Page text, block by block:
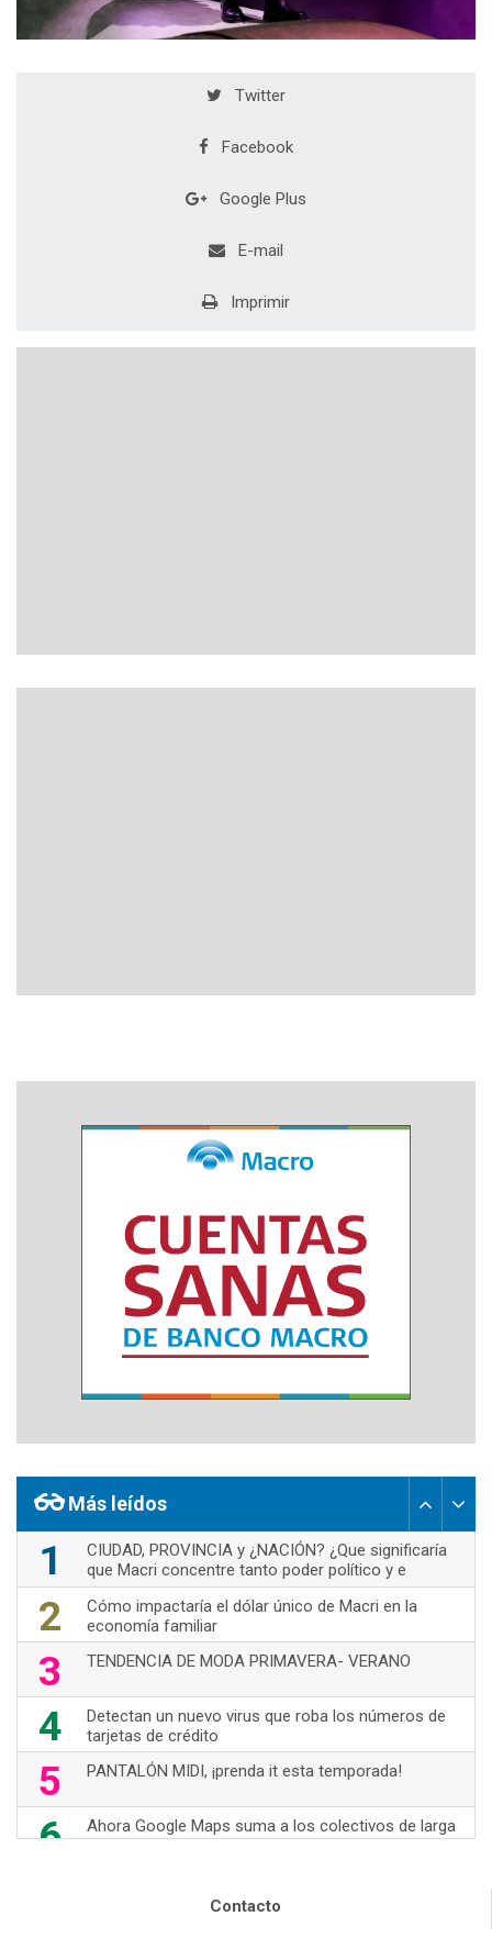
Twitter
Facebook
Google Plus
E-mail
Imprimir
Más leídos
1
CIUDAD, PROVINCIA y ¿NACIÓN? ¿Que significaría
que Macri concentre tanto poder político y e
2
Cómo impactaría el dólar único de Macri en la
economía familiar
3 TENDENCIA DE MODA PRIMAVERA- VERANO
4
Detectan un nuevo virus que roba los números de
tarjetas de crédito
5 PANTALÓN MIDI, ¡prenda it esta temporada!
6
Ahora Google Maps suma a los colectivos de larga
distancia
Contacto